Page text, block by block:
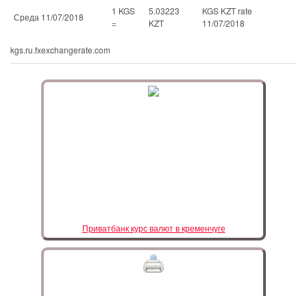
Среда 11/07/2018
1 KGS
=
5.03223
KZT
KGS KZT rate
11/07/2018
kgs.ru.fxexchangerate.com
Приватбанк курс валют в кременчуге